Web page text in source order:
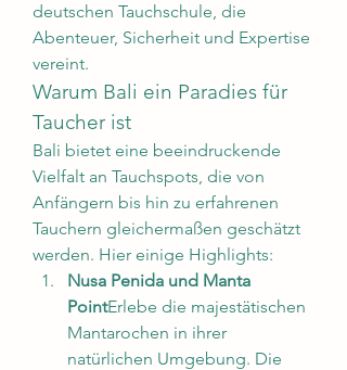
deutschen Tauchschule, die
Abenteuer, Sicherheit und Expertise
vereint.
Warum Bali ein Paradies für
Taucher ist
Bali bietet eine beeindruckende
Vielfalt an Tauchspots, die von
Anfängern bis hin zu erfahrenen
Tauchern gleichermaßen geschätzt
werden. Hier einige Highlights:
Nusa Penida und Manta
PointErlebe die majestätischen
Mantarochen in ihrer
natürlichen Umgebung. Die